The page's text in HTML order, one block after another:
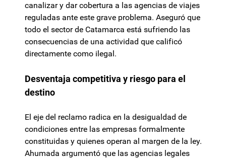
canalizar y dar cobertura a las agencias de viajes
reguladas ante este grave problema. Aseguró que
todo el sector de Catamarca está sufriendo las
consecuencias de una actividad que calificó
directamente como ilegal.
Desventaja competitiva y riesgo para el
destino
El eje del reclamo radica en la desigualdad de
condiciones entre las empresas formalmente
constituidas y quienes operan al margen de la ley.
Ahumada argumentó que las agencias legales